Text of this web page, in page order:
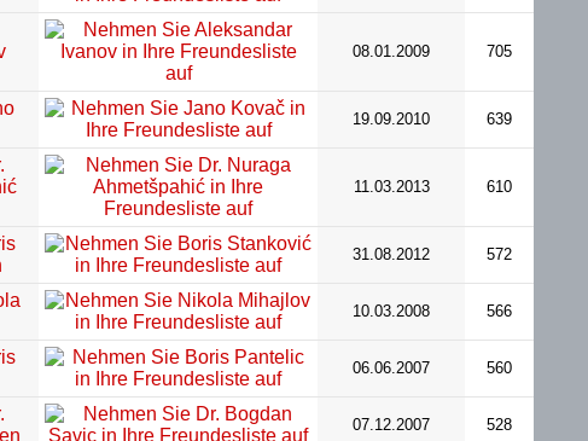
08.01.2009 705
19.09.2010 639
11.03.2013 610
31.08.2012 572
10.03.2008 566
06.06.2007 560
07.12.2007 528